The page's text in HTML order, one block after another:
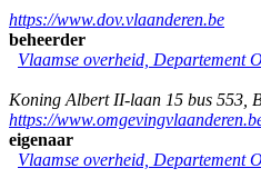
https://www.dov.vlaanderen.be
beheerder
Vlaamse overheid, Departement
Koning Albert II-laan 15 bus 553
https://
eigenaar
Vlaamse overheid, Departement